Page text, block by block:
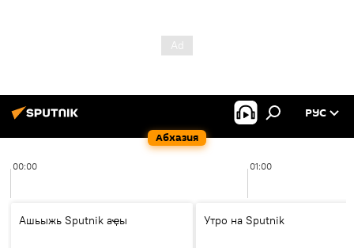
Абхазия
РУС
00:00 01:00
Ашьыжь Sputnik аҿы Утро на Sputnik